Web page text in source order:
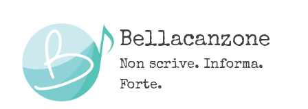
content
Bellacanzone
Non scrive. Informa.
Forte.